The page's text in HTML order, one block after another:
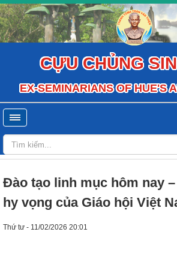
CỰU CHỦNG
EX-SEMINARIANS OF HUE'S
Đào tạo linh mục hôm nay
hy vọng của Giáo hội Việt
Thứ tư - 11/02/2026 20:01